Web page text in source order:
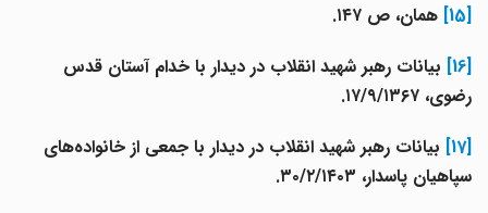
[15]همان، ص ۱۴۷.
[16]بیانات رهبر شهید انقلاب در دیدار با خدام آستان قدس
رضوى، ۱۷/۹/۱۳۶۷.
[17]بیانات رهبر شهید انقلاب در دیدار با جمعی از خانواده‌های
سپاهیان پاسدار، ۳۰/۲/۱۴۰۳.